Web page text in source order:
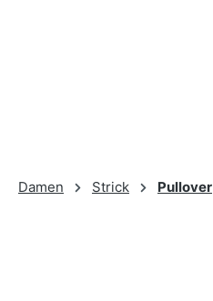
Damen Strick Pullover